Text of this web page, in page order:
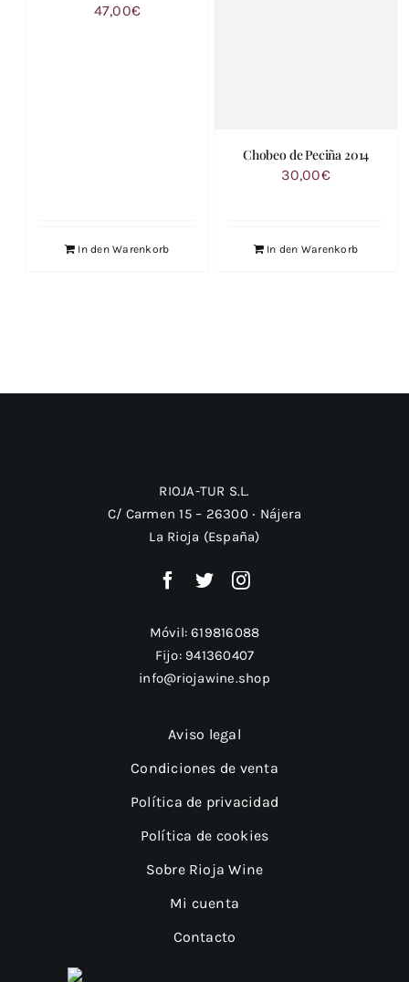
47,00€
In den Warenkorb
Chobeo de Peciña 2014
30,00€
In den Warenkorb
RIOJA-TUR S.L.
C/ Carmen 15 – 26300 ‧ Nájera
La Rioja (España)
Móvil:619816088
Fijo: 941360407
info@riojawine.shop
Aviso legal
Condiciones de venta
Política de privacidad
Política de cookies
Sobre Rioja Wine
Mi cuenta
Contacto